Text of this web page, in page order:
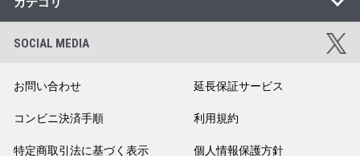
SOCIAL MEDIA
お問い合わせ 延長保証サービス
コンビニ決済手順 利用規約
特定商取引法に基づく表示 個人情報保護方針